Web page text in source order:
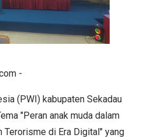
-
(PWI) kabupaten Sekadau
"Peran anak muda dalam
Terorisme di Era Digital" yang